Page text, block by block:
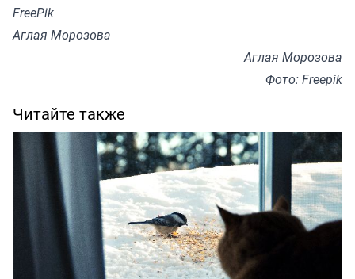
FreePik
Аглая Морозова
Аглая Морозова
Фото: Freepik
Читайте также